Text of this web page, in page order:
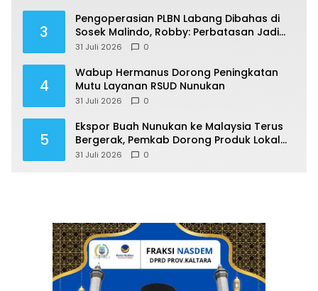
3
Pengoperasian PLBN Labang Dibahas di
Sosek Malindo, Robby: Perbatasan Jadi
Motor Ekonomi
31 Juli 2026 0
4
Wabup Hermanus Dorong Peningkatan
Mutu Layanan RSUD Nunukan
31 Juli 2026 0
5
Ekspor Buah Nunukan ke Malaysia Terus
Bergerak, Pemkab Dorong Produk Lokal
Naik Kelas
31 Juli 2026 0